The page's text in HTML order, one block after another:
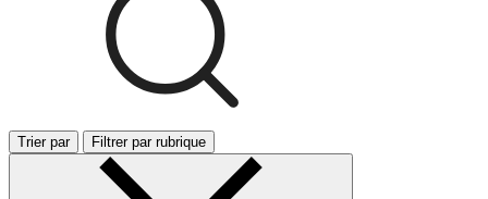
Trier par Filtrer par rubrique